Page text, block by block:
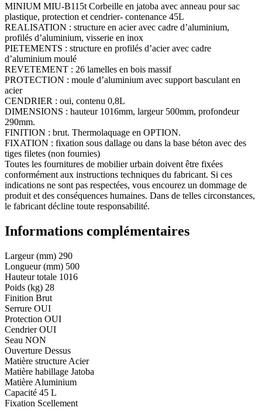
MINIUM MIU-B115t Corbeille en jatoba avec anneau pour sac
plastique, protection et cendrier- contenance 45L
REALISATION : structure en acier avec cadre d’aluminium,
profilés d’aluminium, visserie en inox
PIETEMENTS : structure en profilés d’acier avec cadre
d’aluminium moulé
REVETEMENT : 26 lamelles en bois massif
PROTECTION : moule d’aluminium avec support basculant en
acier
CENDRIER : oui, contenu 0,8L
DIMENSIONS : hauteur 1016mm, largeur 500mm, profondeur
290mm.
FINITION : brut. Thermolaquage en OPTION.
FIXATION : fixation sous dallage ou dans la base béton avec des
tiges filetes (non fournies)
Toutes les fournitures de mobilier urbain doivent être fixées
conformément aux instructions techniques du fabricant. Si ces
indications ne sont pas respectées, vous encourez un dommage de
produit et des conséquences humaines. Dans de telles circonstances,
le fabricant décline toute responsabilité.
Informations complémentaires
Largeur (mm) 290
Longueur (mm) 500
Hauteur totale 1016
Poids (kg) 28
Finition Brut
Serrure OUI
Protection OUI
Cendrier OUI
Seau NON
Ouverture Dessus
Matière structure Acier
Matière habillage Jatoba
Matière Aluminium
Capacité 45 L
Fixation Scellement